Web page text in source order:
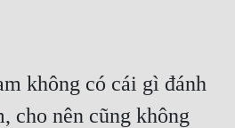
không có cái gì đánh
cho nên cũng không